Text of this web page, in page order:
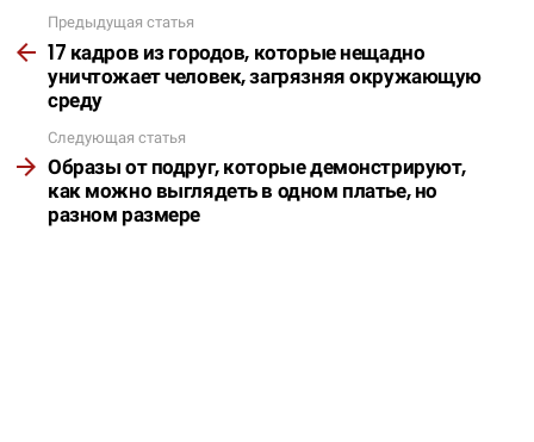
Подробнее
Предыдущая статья
17 кадров из городов, которые нещадно
уничтожает человек, загрязняя окружающую
среду
Следующая статья
Образы от подруг, которые демонстрируют,
как можно выглядеть в одном платье, но
разном размере